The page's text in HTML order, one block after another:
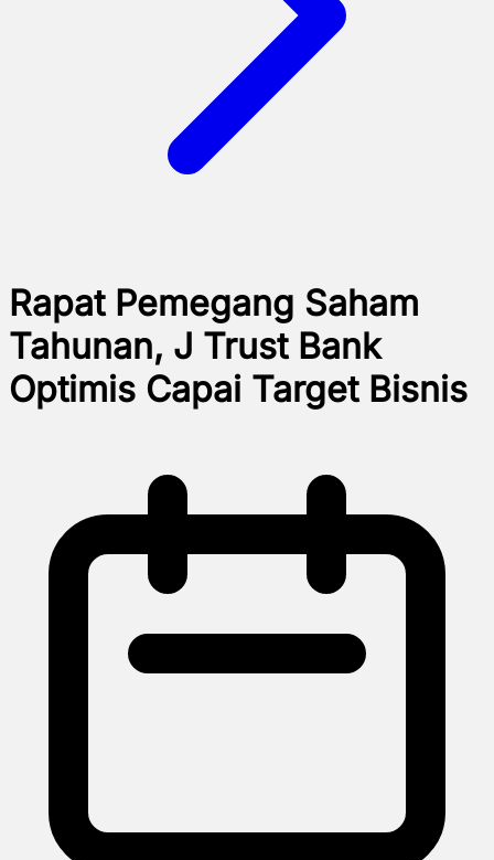
Rapat Pemegang Saham
Tahunan, J Trust Bank
Optimis Capai Target Bisnis